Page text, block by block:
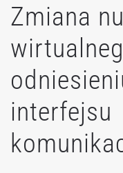
Zmiana
interfejsu